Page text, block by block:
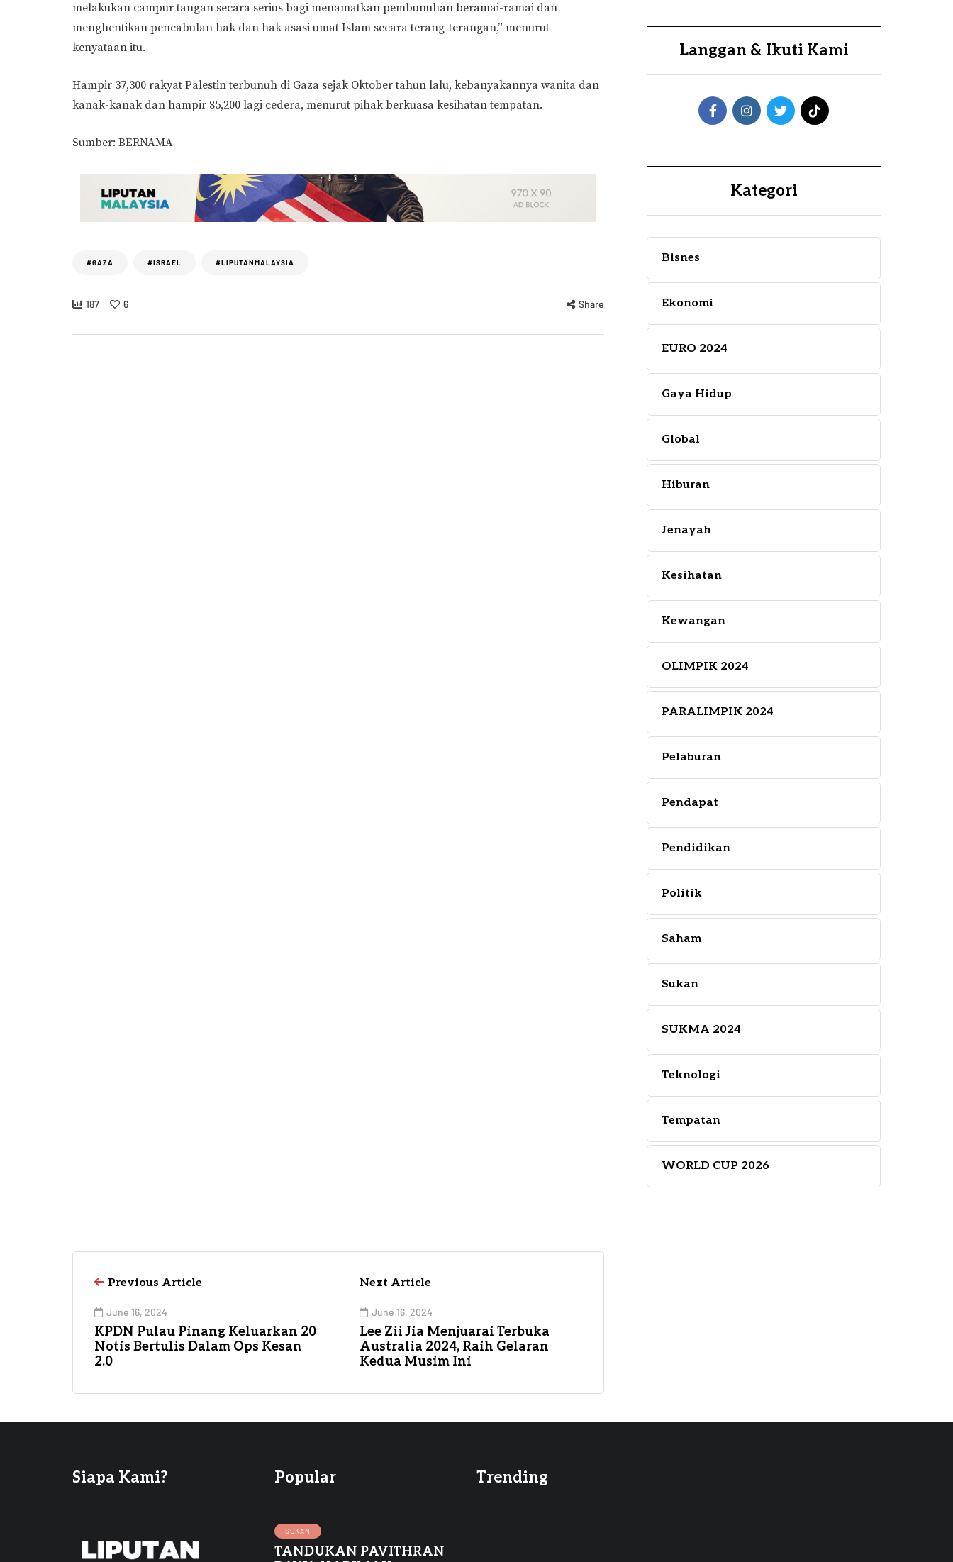
melakukan campur tangan secara serius bagi menamatkan pembunuhan beramai-ramai dan
menghentikan pencabulan hak dan hak asasi umat Islam secara terang-terangan,” menurut
kenyataan itu.
Hampir 37,300 rakyat Palestin terbunuh di Gaza sejak Oktober tahun lalu, kebanyakannya wanita dan
kanak-kanak dan hampir 85,200 lagi cedera, menurut pihak berkuasa kesihatan tempatan.
Sumber: BERNAMA
#GAZA #ISRAEL #LIPUTANMALAYSIA
187 6 Share
Langgan & Ikuti Kami
Kategori
Bisnes
Ekonomi
EURO 2024
Gaya Hidup
Global
Hiburan
Jenayah
Kesihatan
Kewangan
OLIMPIK 2024
PARALIMPIK 2024
Pelaburan
Pendapat
Pendidikan
Politik
Saham
Sukan
SUKMA 2024
Teknologi
Tempatan
WORLD CUP 2026
Previous Article
June 16, 2024
KPDN Pulau Pinang Keluarkan 20
Notis Bertulis Dalam Ops Kesan
2.0
Next Article
June 16, 2024
Lee Zii Jia Menjuarai Terbuka
Australia 2024, Raih Gelaran
Kedua Musim Ini
Siapa Kami? Popular
SUKAN
TANDUKAN PAVITHRAN
Trending